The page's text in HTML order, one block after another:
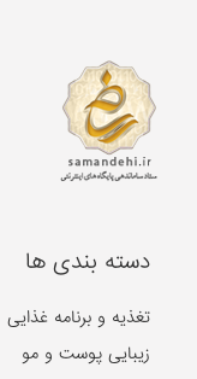
دسته بندی ها
تغذیه و برنامه غذایی
زیبایی پوست و مو